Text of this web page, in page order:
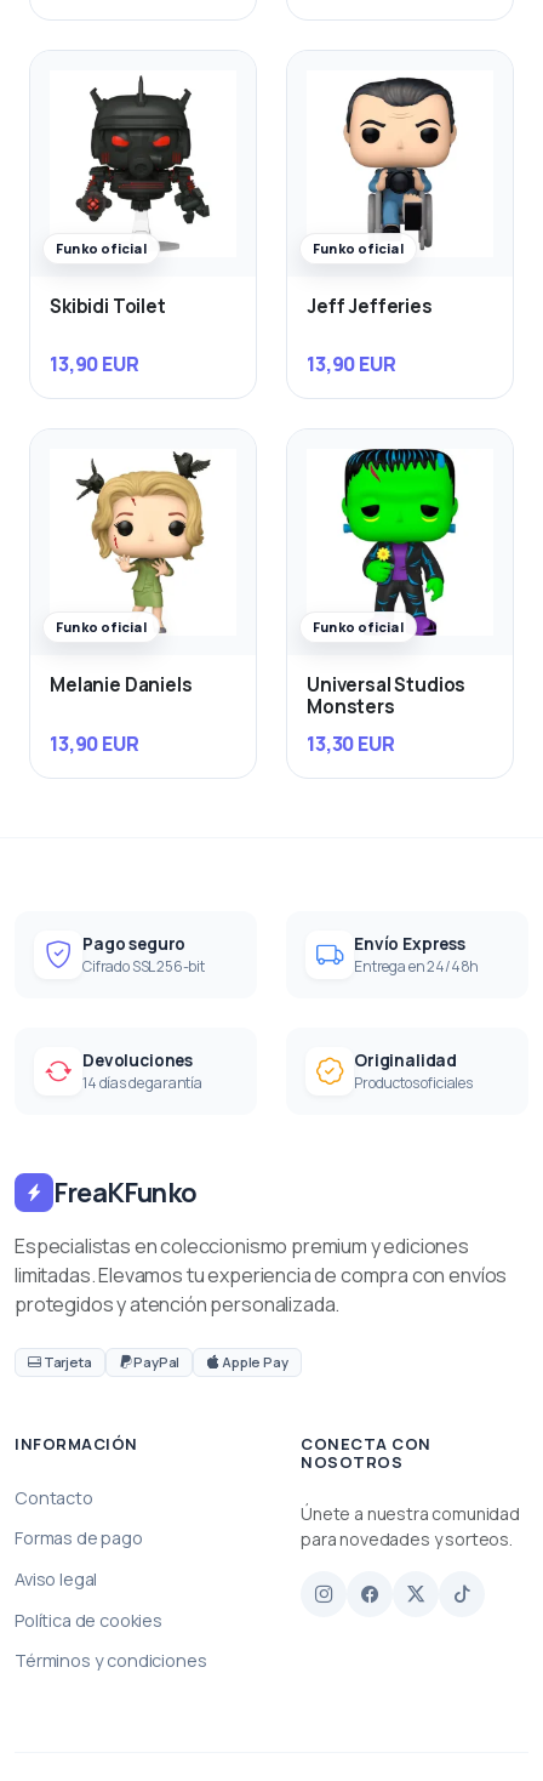
Funko oficial
Skibidi Toilet
13,90 EUR
Funko oficial
Jeff Jefferies
13,90 EUR
Funko oficial
Melanie Daniels
13,90 EUR
Funko oficial
Universal Studios
Monsters
13,30 EUR
Pago seguro
Cifrado SSL 256-bit
Envío Express
Entrega en 24/48h
Devoluciones
14 días de garantía
Originalidad
Productos oficiales
FreaKFunko
Especialistas en coleccionismo premium y ediciones
limitadas. Elevamos tu experiencia de compra con envíos
protegidos y atención personalizada.
Tarjeta PayPal Apple Pay
INFORMACIÓN
Contacto
Formas de pago
Aviso legal
Política de cookies
Términos y condiciones
CONECTA CON
NOSOTROS
Únete a nuestra comunidad
para novedades y sorteos.